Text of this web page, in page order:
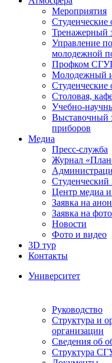
Мероприятия
Студенческие
Тренажерный
Управление
молодежной
Профком
Молодежный
Столовая,
Учебно-
Выставочный
приборов
Медиа
Пресс-служба
Журнал
Центр медиа
Заявка на
Заявка на
Новости
Фото и видео
3D тур
Контакты
Университет
Руководство
Структура и
организации
Сведения об
Структура